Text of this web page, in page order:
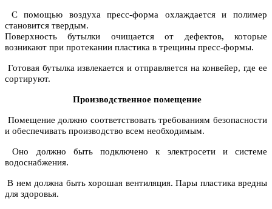
С помощью воздуха пресс-форма охлаждается и полимер
становится твердым.
Поверхность бутылки очищается от дефектов, которые
возникают при протекании пластика в трещины пресс-формы.
Готовая бутылка извлекается и отправляется на конвейер, где ее
сортируют.
Производственное помещение
Помещение должно соответствовать требованиям безопасности
и обеспечивать производство всем необходимым.
Оно должно быть подключено к электросети и системе
водоснабжения.
В нем должна быть хорошая вентиляция. Пары пластика вредны
для здоровья.